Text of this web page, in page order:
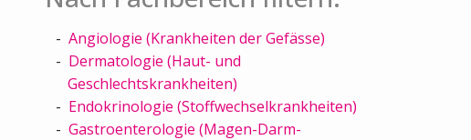
Angiologie (Krankheiten der Gefässe)
Dermatologie (Haut- und
Geschlechtskrankheiten)
Endokrinologie (Stoffwechselkrankheiten)
Gastroenterologie (Magen-Darm-